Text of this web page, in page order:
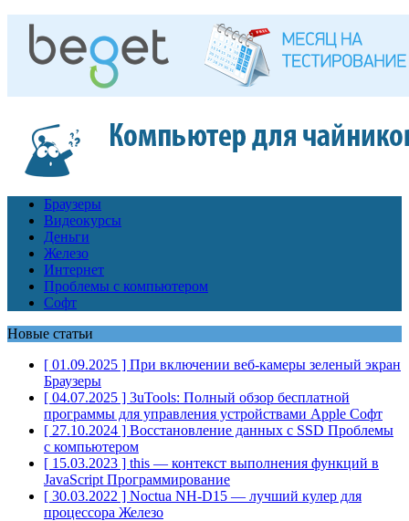
Браузеры
Видеокурсы
Деньги
Железо
Интернет
Проблемы с компьютером
Софт
Новые статьи
[ 01.09.2025 ] При включении веб-камеры зеленый экран
Браузеры
[ 04.07.2025 ] 3uTools: Полный обзор бесплатной
программы для управления устройствами Apple Софт
[ 27.10.2024 ] Восстановление данных с SSD Проблемы
с компьютером
[ 15.03.2023 ] this — контекст выполнения функций в
JavaScript Программирование
[ 30.03.2022 ] Noctua NH-D15 — лучший кулер для
процессора Железо